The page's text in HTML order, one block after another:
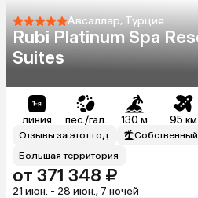
Авсаллар, Турция
Rubi Platinum Spa
Suites
линия пес./гал. 130 м 95 км
Отзывы за этот год
Большая территория
от 371 348 ₽
21 июн. - 28 июн., 7 ночей